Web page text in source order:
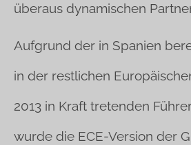
überaus dynamischen
Aufgrund der in Spanien
in der restlichen
2013 in Kraft tretenden
wurde die ECE-Version der